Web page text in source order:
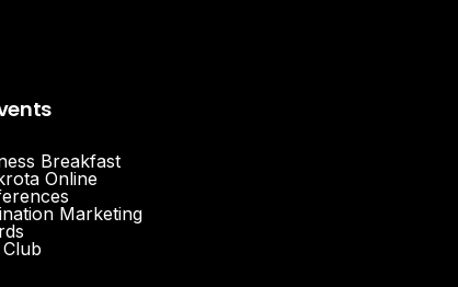
Breakfast
Online
Marketing
Club